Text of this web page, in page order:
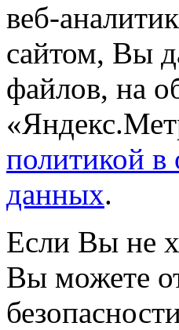
веб-
сайтом, Вы
файлов, на
политикой
данных.
Если Вы не
Вы можете